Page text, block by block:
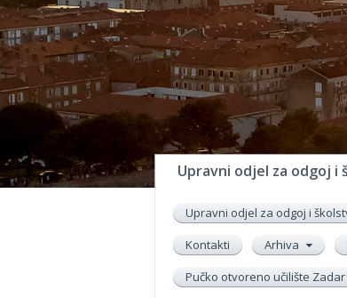
Upravni odjel za odgoj i
Upravni odjel za odgoj i
Kontakti
Arhiva
Pučko otvoreno učilište Zadar